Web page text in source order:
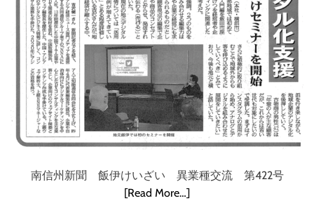
南信州新聞 飯伊けいざい 異業種交流 第422号
[Read More…]